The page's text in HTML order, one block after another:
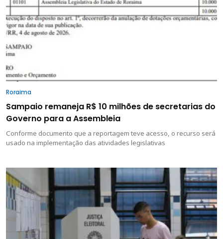
Roraima
Sampaio remaneja R$ 10 milhões de secretarias do
Governo para a Assembleia
Conforme documento que a reportagem teve acesso, o recurso será
usado na implementação das atividades legislativas